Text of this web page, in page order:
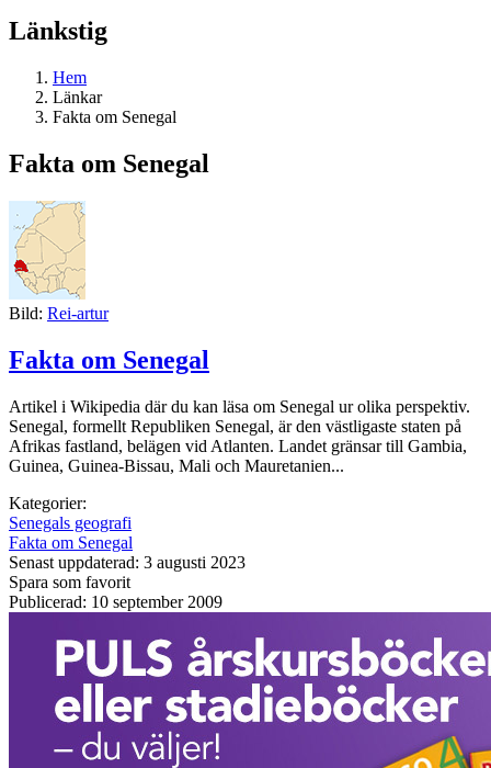
Länkstig
Hem
Länkar
Fakta om Senegal
Fakta om Senegal
Bild: Rei-artur
Fakta om Senegal
Artikel i Wikipedia där du kan läsa om Senegal ur olika perspektiv.
Senegal, formellt Republiken Senegal, är den västligaste staten på
Afrikas fastland, belägen vid Atlanten. Landet gränsar till Gambia,
Guinea, Guinea-Bissau, Mali och Mauretanien...
Kategorier:
Senegals geografi
Fakta om Senegal
Senast uppdaterad: 3 augusti 2023
Spara som favorit
Publicerad: 10 september 2009